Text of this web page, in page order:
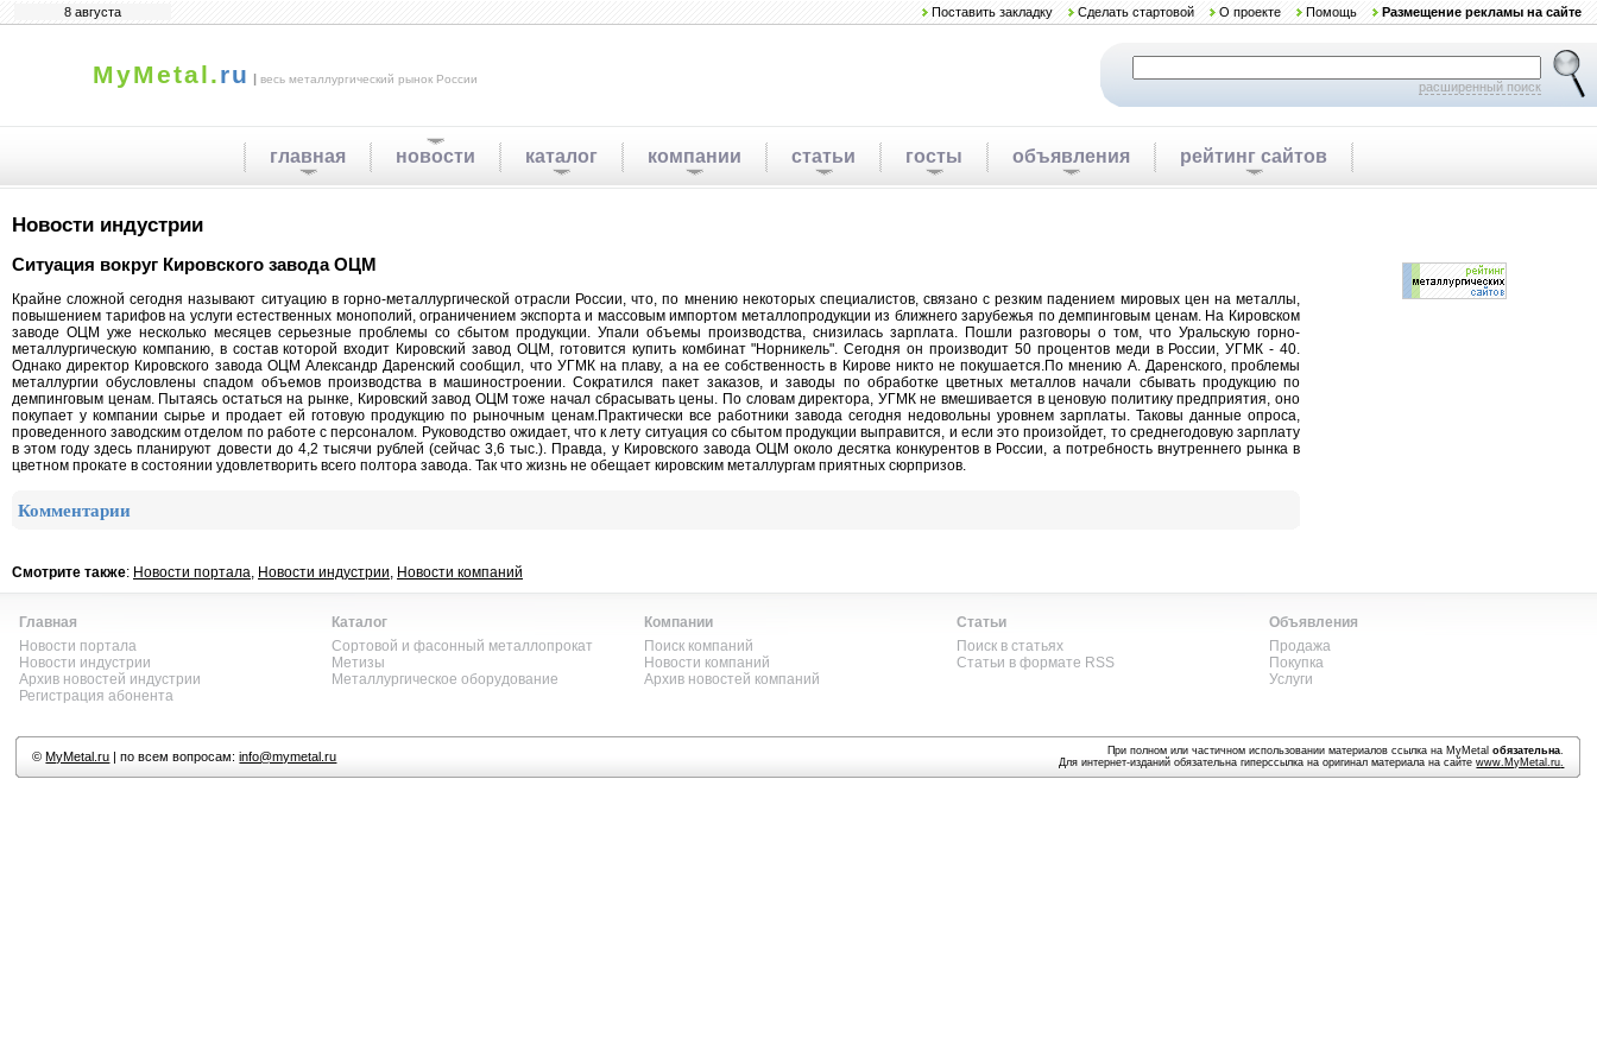
8 августа Поставить закладку Сделать стартовой О проекте Помощь Размещение рекламы на сайте
MyMetal.ru | весь металлургический рынок России
расширенный поиск
главная новости каталог компании статьи госты объявления рейтинг сайтов
Новости индустрии
Ситуация вокруг Кировского завода ОЦМ
Крайне сложной сегодня называют ситуацию в горно-металлургической отрасли России, что, по мнению некоторых специалистов, связано с резким падением мировых цен на металлы,
повышением тарифов на услуги естественных монополий, ограничением экспорта и массовым импортом металлопродукции из ближнего зарубежья по демпинговым ценам. На Кировском
заводе ОЦМ уже несколько месяцев серьезные проблемы со сбытом продукции. Упали объемы производства, снизилась зарплата. Пошли разговоры о том, что Уральскую горно-
металлургическую компанию, в состав которой входит Кировский завод ОЦМ, готовится купить комбинат "Норникель". Сегодня он производит 50 процентов меди в России, УГМК - 40.
Однако директор Кировского завода ОЦМ Александр Даренский сообщил, что УГМК на плаву, а на ее собственность в Кирове никто не покушается.По мнению А. Даренского, проблемы
металлургии обусловлены спадом объемов производства в машиностроении. Сократился пакет заказов, и заводы по обработке цветных металлов начали сбывать продукцию по
демпинговым ценам. Пытаясь остаться на рынке, Кировский завод ОЦМ тоже начал сбрасывать цены. По словам директора, УГМК не вмешивается в ценовую политику предприятия, оно
покупает у компании сырье и продает ей готовую продукцию по рыночным ценам.Практически все работники завода сегодня недовольны уровнем зарплаты. Таковы данные опроса,
проведенного заводским отделом по работе с персоналом. Руководство ожидает, что к лету ситуация со сбытом продукции выправится, и если это произойдет, то среднегодовую зарплату
в этом году здесь планируют довести до 4,2 тысячи рублей (сейчас 3,6 тыс.). Правда, у Кировского завода ОЦМ около десятка конкурентов в России, а потребность внутреннего рынка в
цветном прокате в состоянии удовлетворить всего полтора завода. Так что жизнь не обещает кировским металлургам приятных сюрпризов.
Комментарии
Смотрите также: Новости портала, Новости индустрии, Новости компаний
Главная
Новости портала
Новости индустрии
Архив новостей индустрии
Регистрация абонента
Каталог
Сортовой и фасонный металлопрокат
Метизы
Металлургическое оборудование
Компании
Поиск компаний
Новости компаний
Архив новостей компаний
Статьи
Поиск в статьях
Статьи в формате RSS
Объявления
Продажа
Покупка
Услуги
©MyMetal.ru | по всем вопросам:info@mymetal.ru При полном или частичном использовании материалов ссылка на MyMetalобязательна.
Для интернет-изданий обязательна гиперссылка на оригинал материала на сайтеwww.MyMetal.ru.